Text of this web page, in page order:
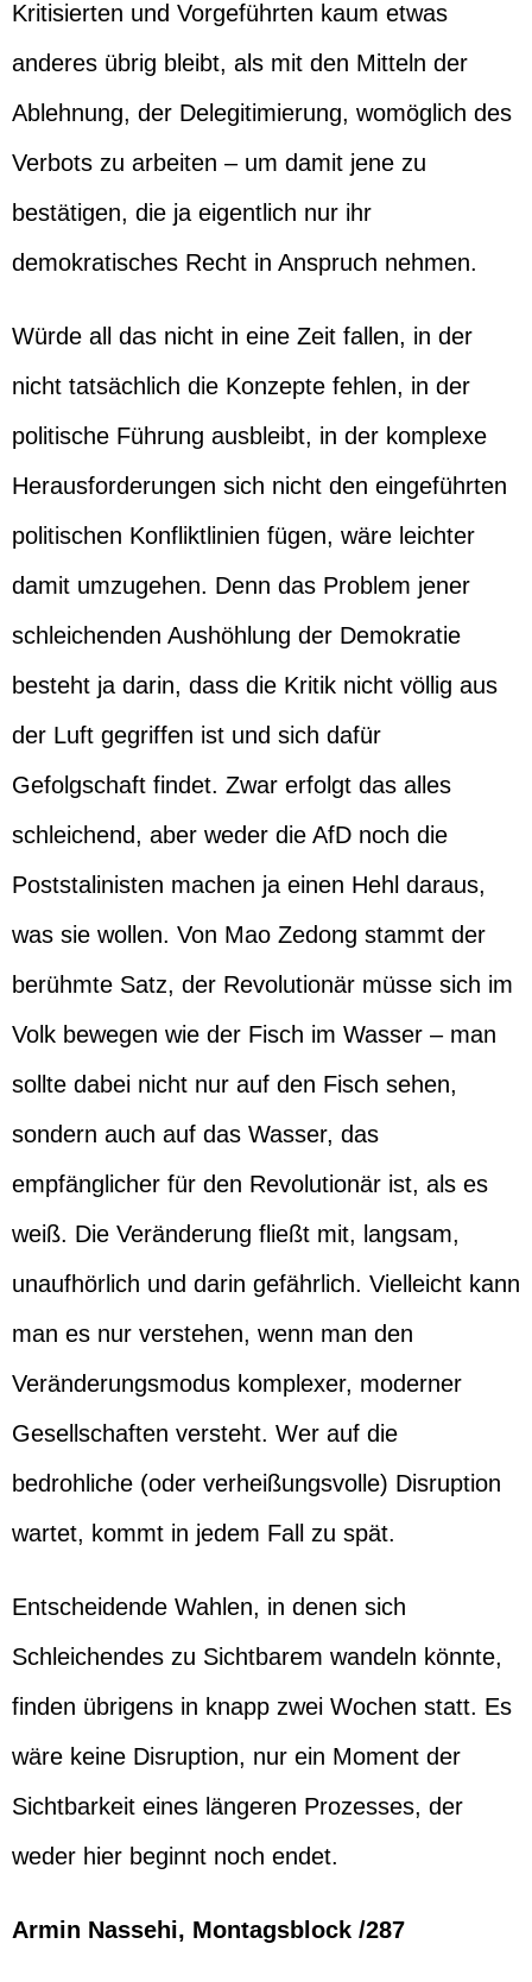
Kritisierten und Vorgeführten kaum etwas
anderes übrig bleibt, als mit den Mitteln der
Ablehnung, der Delegitimierung, womöglich des
Verbots zu arbeiten – um damit jene zu
bestätigen, die ja eigentlich nur ihr
demokratisches Recht in Anspruch nehmen.
Würde all das nicht in eine Zeit fallen, in der
nicht tatsächlich die Konzepte fehlen, in der
politische Führung ausbleibt, in der komplexe
Herausforderungen sich nicht den eingeführten
politischen Konfliktlinien fügen, wäre leichter
damit umzugehen. Denn das Problem jener
schleichenden Aushöhlung der Demokratie
besteht ja darin, dass die Kritik nicht völlig aus
der Luft gegriffen ist und sich dafür
Gefolgschaft findet. Zwar erfolgt das alles
schleichend, aber weder die AfD noch die
Poststalinisten machen ja einen Hehl daraus,
was sie wollen. Von Mao Zedong stammt der
berühmte Satz, der Revolutionär müsse sich im
Volk bewegen wie der Fisch im Wasser – man
sollte dabei nicht nur auf den Fisch sehen,
sondern auch auf das Wasser, das
empfänglicher für den Revolutionär ist, als es
weiß. Die Veränderung fließt mit, langsam,
unaufhörlich und darin gefährlich. Vielleicht kann
man es nur verstehen, wenn man den
Veränderungsmodus komplexer, moderner
Gesellschaften versteht. Wer auf die
bedrohliche (oder verheißungsvolle) Disruption
wartet, kommt in jedem Fall zu spät.
Entscheidende Wahlen, in denen sich
Schleichendes zu Sichtbarem wandeln könnte,
finden übrigens in knapp zwei Wochen statt. Es
wäre keine Disruption, nur ein Moment der
Sichtbarkeit eines längeren Prozesses, der
weder hier beginnt noch endet.
Armin Nassehi, Montagsblock /287